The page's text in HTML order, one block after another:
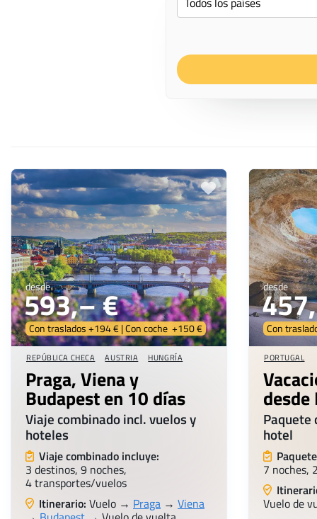
desde
593,– €
Con traslados +194 € | Con coche +150 €
REPÚBLICA CHECA AUSTRIA HUNGRÍA
Praga, Viena y
Budapest en 10 días
Viaje combinado incl. vuelos y
hoteles
Viaje combinado incluye:
3 destinos, 9 noches,
4 transportes/vuelos
Itinerario: Vuelo → Praga → Viena
desde
Con
PORTUGAL
Paquete
hotel
7 noches,
Vuelo de